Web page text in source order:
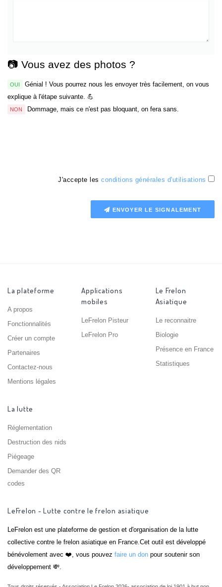
📷 Vous avez des photos ?
OUI
Génial ! Vous pourrez nous les envoyer très facilement, on vous
explique à l'étape suivante. 💪
NON Dommage, mais ce n'est pas bloquant, on fera sans.
J'accepte les conditions générales d'utilisations
ENVOYER LE SIGNALEMENT
La plateforme
A propos
Fonctionnalités
Créer un compte
Partenaires
Contactez-nous
Mentions légales
Applications
mobiles
LeFrelon Pisteur
LeFrelon Pro
Le Frelon
Asiatique
Le reconnaitre
Biologie
Présence en France
Statistiques
La lutte
Réglementation
Destruction des nids
Piégeage
Demander des QR
codes
LeFrelon - Lutte contre le frelon asiatique
LeFrelon est une plateforme de gestion et d'organisation de la lutte
collective contre le frelon asiatique en France.Cet outil est développé
bénévolement avec ❤️, vous pouvez faire un don pour soutenir son
développement 💸.